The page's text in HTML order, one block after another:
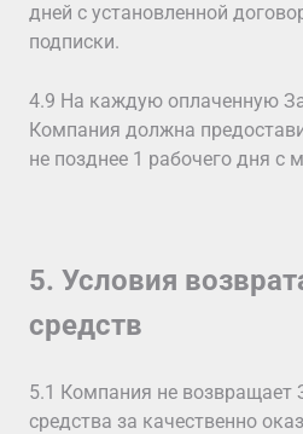
дней с установленной
подписки.
4.9 На каждую оплаченную
Компания должна
не позднее 1 рабочего дня с
5. Условия
средств
5.1 Компания не возвращает
средства за качественно